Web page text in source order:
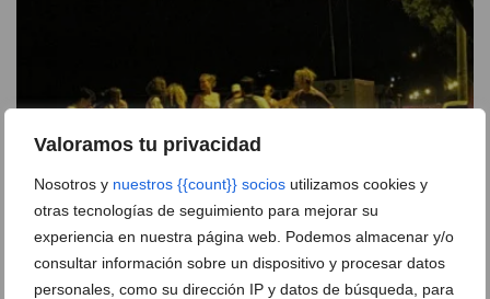
Valoramos tu privacidad
Nosotros y nuestros {{count}} socios utilizamos cookies y
otras tecnologías de seguimiento para mejorar su
experiencia en nuestra página web. Podemos almacenar y/o
consultar información sobre un dispositivo y procesar datos
personales, como su dirección IP y datos de búsqueda, para
Recuerdos en lugar de vacíos: la propuesta de Dénia
para un ocio juvenil sin alcohol este agosto